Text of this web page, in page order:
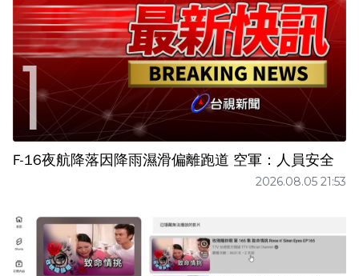
F-16夜航降落因降雨濕滑偏離跑道 空軍：人員安全
2026.08.05 21:53